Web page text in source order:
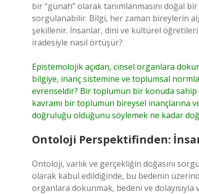
bir “günah” olarak tanımlanmasını doğal
sorgulanabilir. Bilgi, her zaman bireylerin
şekillenir. İnsanlar, dini ve kültürel
iradesiyle nasıl örtüşür?
Epistemolojik açıdan, cinsel organlara
bilgiye, inanç sistemine ve toplumsal
evrenseldir? Bir toplumun bir konuda
kavramı bir toplumun bireysel inançlarına
doğruluğu olduğunu söylemek ne kadar
Ontoloji Perspektifinden:
Ontoloji, varlık ve gerçekliğin doğasını
olarak kabul edildiğinde, bu bedenin
organlara dokunmak, bedeni ve